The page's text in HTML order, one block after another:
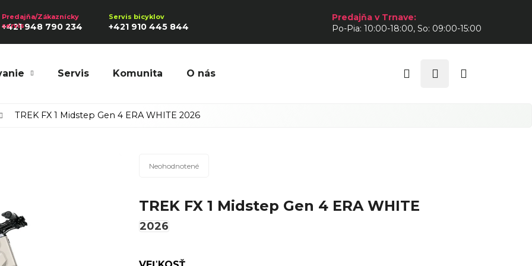
+421 948 790 234 +421 910 445 844
Predajňa v Trnave:
Po-Pia: 10:00-18:00, So: 09:00-15:00
Servis Komunita O nás Hľadať Prihlásenie
TREK FX 1 Midstep Gen 4 ERA WHITE 2026
Priemerné
je
z
hviezdičiek.
Neohodnotené
TREK FX 1 Midstep Gen 4 ERA WHITE
2026